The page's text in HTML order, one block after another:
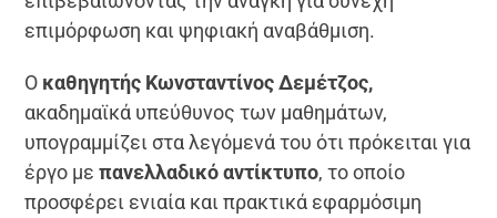
επιμόρφωση και ψηφιακή αναβάθμιση.
Ο καθηγητής Κωνσταντίνος Δεμέτζος,
ακαδημαϊκά υπεύθυνος των μαθημάτων,
υπογραμμίζει στα λεγόμενά του ότι πρόκειται για
έργο μεπανελλαδικό αντίκτυπο, το οποίο
προσφέρει ενιαία και πρακτικά εφαρμόσιμη